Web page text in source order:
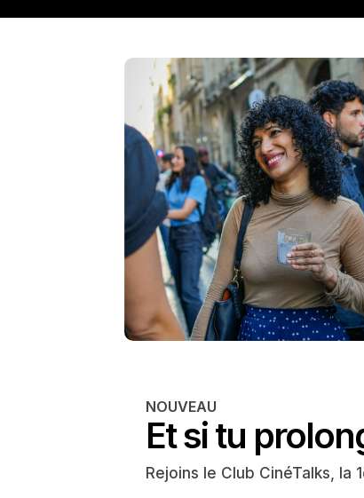
NOUVEAU
Et si tu
Rejoins le Club CinéTalks, la